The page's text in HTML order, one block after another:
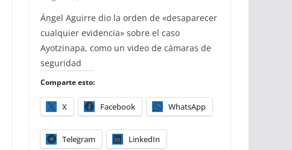
Ángel Aguirre dio la orden de «desaparecer
cualquier evidencia» sobre el caso
Ayotzinapa, como un video de cámaras de
seguridad
Comparte esto:
X Facebook WhatsApp
Telegram LinkedIn